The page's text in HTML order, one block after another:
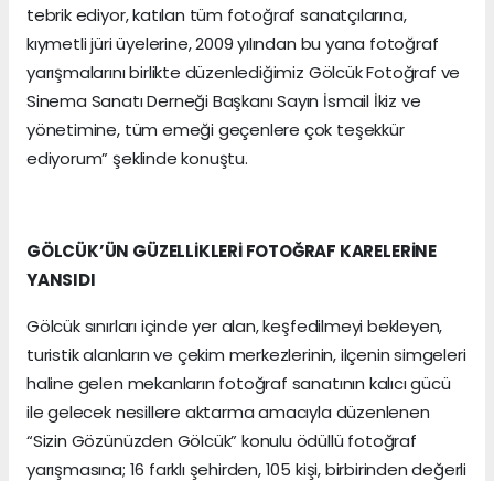
tebrik ediyor, katılan tüm fotoğraf sanatçılarına,
kıymetli jüri üyelerine, 2009 yılından bu yana fotoğraf
yarışmalarını birlikte düzenlediğimiz Gölcük Fotoğraf ve
Sinema Sanatı Derneği Başkanı Sayın İsmail İkiz ve
yönetimine, tüm emeği geçenlere çok teşekkür
ediyorum” şeklinde konuştu.
GÖLCÜK’ÜN GÜZELLİKLERİ FOTOĞRAF KARELERİNE
YANSIDI
Gölcük sınırları içinde yer alan, keşfedilmeyi bekleyen,
turistik alanların ve çekim merkezlerinin, ilçenin simgeleri
haline gelen mekanların fotoğraf sanatının kalıcı gücü
ile gelecek nesillere aktarma amacıyla düzenlenen
“Sizin Gözünüzden Gölcük” konulu ödüllü fotoğraf
yarışmasına; 16 farklı şehirden, 105 kişi, birbirinden değerli